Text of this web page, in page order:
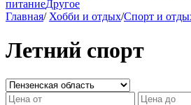
питаниеДругое
Главная/ Хобби и отдых/Спорт и
Летний спорт